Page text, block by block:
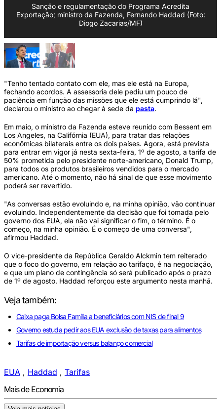
Sanção e regulamentação do Programa Acredita
Exportação; ministro da Fazenda, Fernando Haddad (Foto:
Diogo Zacarias/MF)
"Tenho tentado contato com ele, mas ele está na Europa,
fechando acordos. A assessoria dele pediu um pouco de
paciência em função das missões que ele está cumprindo lá",
declarou o ministro ao chegar à sede da pasta.
Em maio, o ministro da Fazenda esteve reunido com Bessent em
Los Angeles, na Califórnia (EUA), para tratar das relações
econômicas bilaterais entre os dois países. Agora, está prevista
para entrar em vigor já nesta sexta-feira, 1º de agosto, a tarifa de
50% prometida pelo presidente norte-americano, Donald Trump,
para todos os produtos brasileiros vendidos para o mercado
americano. Até o momento, não há sinal de que esse movimento
poderá ser revertido.
"As conversas estão evoluindo e, na minha opinião, vão continuar
evoluindo. Independentemente da decisão que foi tomada pelo
governo dos EUA, ela não vai significar o fim, o término. É o
começo, na minha opinião. É o começo de uma conversa",
afirmou Haddad.
O vice-presidente da República Geraldo Alckmin tem reiterado
que o foco do governo, em relação ao tarifaço, é na negociação,
e que um plano de contingência só será publicado após o prazo
de 1º de agosto. Haddad reforçou este argumento nesta manhã.
Veja também:
Caixa paga Bolsa Família a beneficiários com NIS de final 9
Governo estuda pedir aos EUA exclusão de taxas para alimentos
Tarifas de importação versus balanço comercial
EUA , Haddad , Tarifas
Mais de Economia